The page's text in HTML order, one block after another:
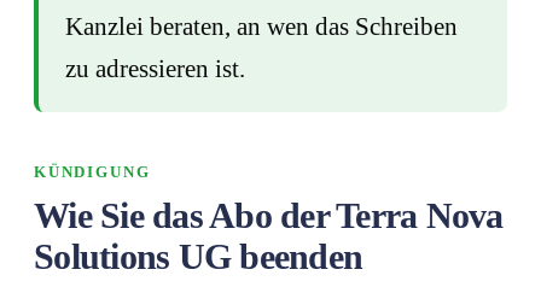
Kanzlei beraten, an wen das Schreiben
zu adressieren ist.
KÜNDIGUNG
Wie Sie das Abo der Terra Nova
Solutions UG beenden